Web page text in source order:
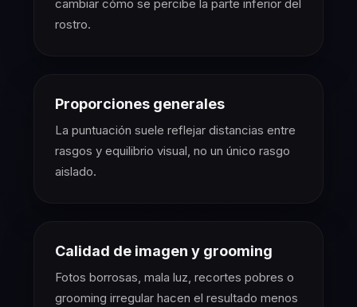
cambiar cómo se percibe la parte inferior del
rostro.
Proporciones generales
La puntuación suele reflejar distancias entre
rasgos y equilibrio visual, no un único rasgo
aislado.
Calidad de imagen y grooming
Fotos borrosas, mala luz, recortes pobres o
grooming irregular hacen el resultado menos